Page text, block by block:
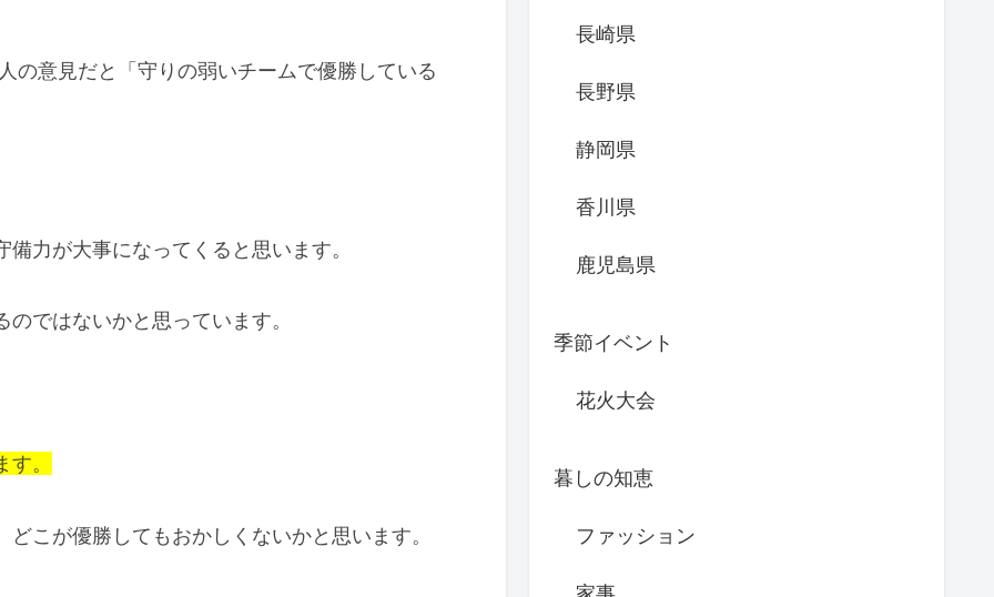
の意見だと「守りの弱いチームで優勝している
力が大事になってくると思います。
ではないかと思っています。
。
こが優勝してもおかしくないかと思います。
長崎県
長野県
静岡県
香川県
鹿児島県
季節イベント
花火大会
暮しの知恵
ファッション